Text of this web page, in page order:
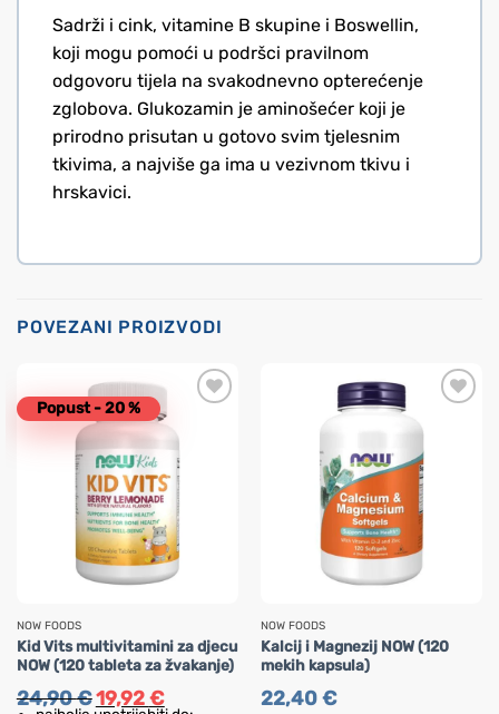
Sadrži i cink, vitamine B skupine i Boswellin,
koji mogu pomoći u podršci pravilnom
odgovoru tijela na svakodnevno opterećenje
zglobova. Glukozamin je aminošećer koji je
prirodno prisutan u gotovo svim tjelesnim
tkivima, a najviše ga ima u vezivnom tkivu i
hrskavici.
POVEZANI PROIZVODI
Popust - 20 %
NOW FOODS
Kid Vits multivitamini za djecu
NOW (120 tableta za žvakanje)
24,90€ Izvorna
cijena
19,92€Trenutna
cijena
NOW FOODS
Kalcij i Magnezij NOW (120
mekih kapsula)
22,40€